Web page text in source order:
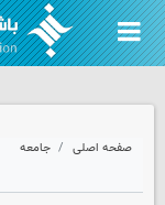
صفحه اصلی جامعه